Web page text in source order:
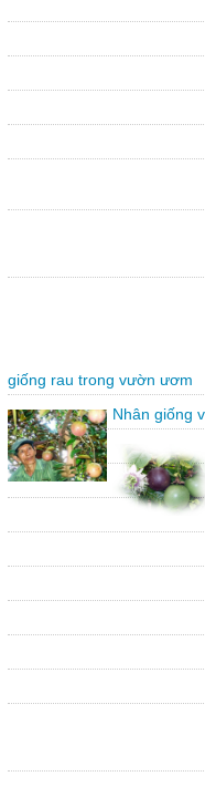
giống rau trong vườn ươm
Nhân giống